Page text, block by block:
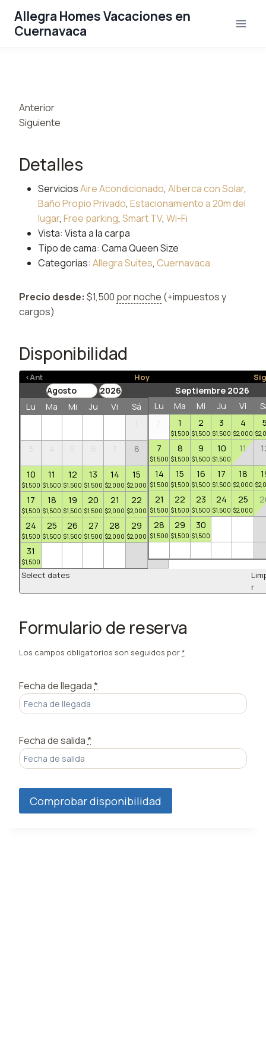
contenido
Allegra Homes Vacaciones en
Cuernavaca
Anterior
Siguiente
Detalles
ServiciosAire Acondicionado, Alberca con Solar,
Baño Propio Privado, Estacionamiento a 20m del
lugar, Free parking, Smart TV, Wi-Fi
Vista: Vista a la carpa
Tipo de cama: Cama Queen Size
Categorías: Allegra Suites, Cuernavaca
Precio desde: $1,500 por noche (+impuestos y
cargos)
Disponibilidad
<Ant Hoy
Lu Ma Mi Ju Vi Sá
Do
8 9
$1,500
10
$1,500
11
$1,500
12
$1,500
13
$1,500
14
$2,000
15
$2,000
16
$1,500
17
$1,500
18
$1,500
19
$1,500
20
$1,500
21
$2,000
22
$2,000
23
$1,500
24
$1,500
25
$1,500
26
$1,500
27
$1,500
28
$2,000
29
$2,000
30
$1,500
31
$1,500
Septiembre 2026
Lu
Ma Mi Ju Vi
1
$1,500
2
$1,500
3
$1,500
4
$2,000 $
7
$1,500
8
$1,500
9
$1,500
10
$1,500
11
14
$1,500
15
$1,500
16
$1,500
17
$1,500
18
$2,000 $
21
$1,500
22
$1,500
23
$1,500
24
$1,500
25
$2,000
28
$1,500
29
$1,500
30
$1,500
Select dates
r
Formulario de reserva
Los campos obligatorios son seguidos por*
Fecha de llegada*
Fecha de salida*